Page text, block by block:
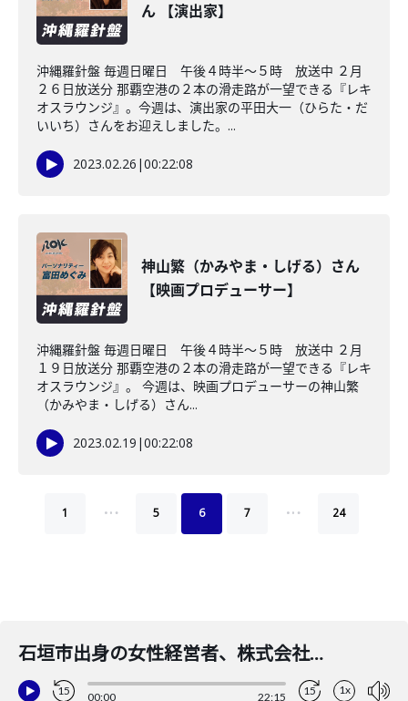
ん 【演出家】
沖縄羅針盤 毎週日曜日 午後４時半～５時 放送中 ２月
２６日放送分 那覇空港の２本の滑走路が一望できる『レキ
オスラウンジ』。今週は、演出家の平田大一（ひらた・だ
いいち）さんをお迎えしました。...
2023.02.26 |00:22:08
神山繁（かみやま・しげる）さん
【映画プロデューサー】
沖縄羅針盤 毎週日曜日 午後４時半～５時 放送中 ２月
１９日放送分 那覇空港の２本の滑走路が一望できる『レキ
オスラウンジ』。 今週は、映画プロデューサーの神山繁
（かみやま・しげる）さん...
2023.02.19 |00:22:08
1 … 5 6 7 … 24
石垣市出身の女性経営者、株式会社フロッサ代表取締役の今井恒子さん
15 00:00 22:15 15 1x